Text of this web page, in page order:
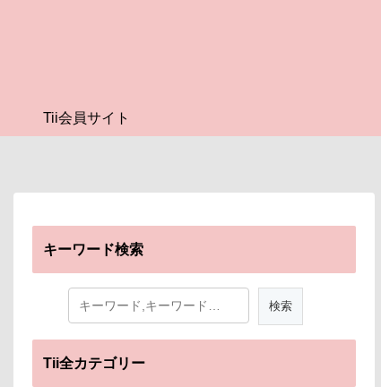
Tii会員サイト
キーワード検索
Tii全カテゴリー